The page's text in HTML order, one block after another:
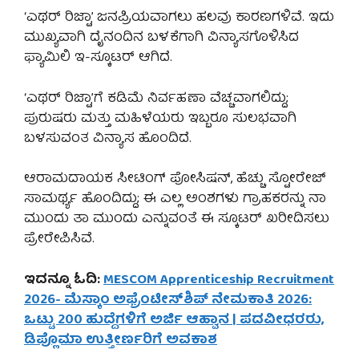
‘ಎಥರ್ ರಿಜ್ಟಾ’ ಜನಪ್ರಿಯವಾಗಲು ಹಲವು ಕಾರಣಗಳಿವೆ. ಇದು
ಮುಖ್ಯವಾಗಿ ದೈನಂದಿನ ಬಳಕೆಗಾಗಿ ವಿನ್ಯಾಸಗೊಳಿಸಿದ
ಫ್ಯಾಮಿಲಿ ಇ-ಸ್ಕೂಟರ್ ಆಗಿದೆ.
‘ಎಥರ್ ರಿಜ್ಟಾ’ಗೆ ಕಡಿಮೆ ನಿರ್ವಹಣಾ ವೆಚ್ಚವಾಗಲಿದ್ದು;
ಪುರುಷರು ಮತ್ತು ಮಹಿಳೆಯರು ಇಬ್ಬರೂ ಸುಲಭವಾಗಿ
ಬಳಸುವಂತ ವಿನ್ಯಾಸ ಹೊಂದಿದೆ.
ಆರಾಮದಾಯಕ ಸೀಟಿಂಗ್ ಪೋಸಿಷನ್, ಹೆಚ್ಚು ಸ್ಟೋರೇಜ್
ಸಾಮರ್ಥ್ಯ ಹೊಂದಿದ್ದು; ಈ ಎಲ್ಲ ಅಂಶಗಳು ಗ್ರಾಹಕರನ್ನು ನಾ
ಮುಂದು ತಾ ಮುಂದು ಎನ್ನುವಂತೆ ಈ ಸ್ಕೂಟರ್ ಖರೀದಿಸಲು
ಪ್ರೇರೇಪಿಸಿವೆ.
ಇದನ್ನೂ ಓದಿ:MESCOM Apprenticeship Recruitment
2026- ಮೆಸ್ಕಾಂ ಅಫ್ರೆಂಟೀಸ್‌ಶಿಪ್ ನೇಮಕಾತಿ 2026:
ಒಟ್ಟು 200 ಹುದ್ದೆಗಳಿಗೆ ಅರ್ಜಿ ಆಹ್ವಾನ | ಪದವೀಧರರು,
ಡಿಪ್ಲೊಮಾ ಉತ್ತೀರ್ಣರಿಗೆ ಅವಕಾಶ